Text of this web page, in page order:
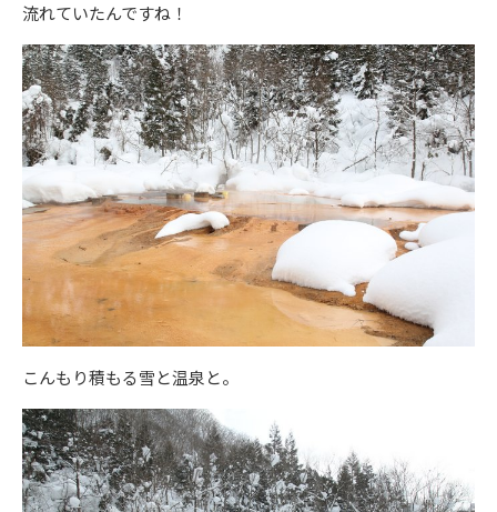
流れていたんですね！
こんもり積もる雪と温泉と。